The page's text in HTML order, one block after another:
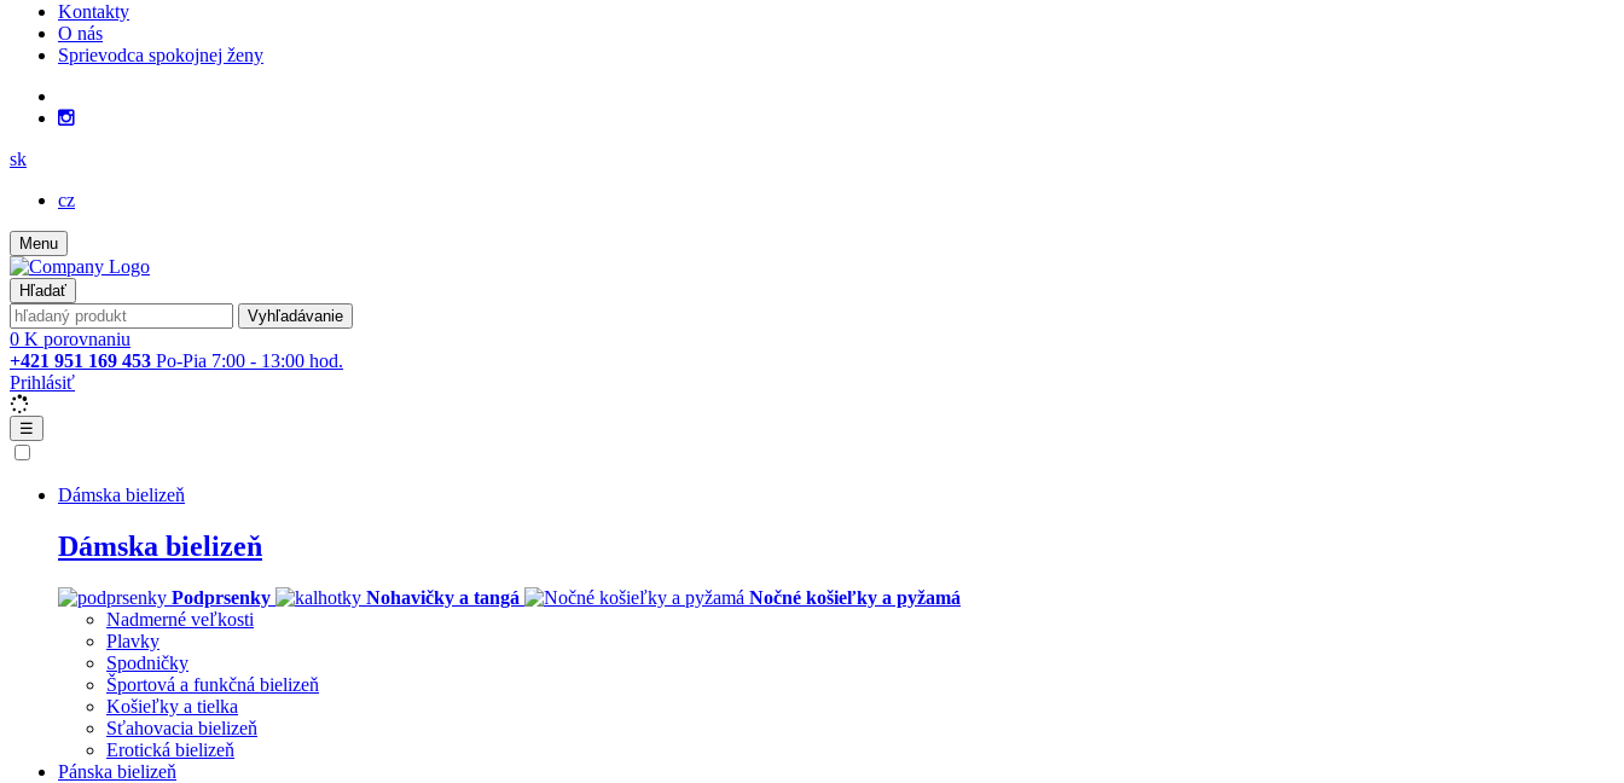
Kontakty
O nás
Sprievodca spokojnej ženy
sk
cz
Menu
Hľadať
Vyhľadávanie
0 K porovnaniu
+421 951 169 453 Po-Pia 7:00 - 13:00 hod.
Prihlásiť
☰
Dámska bielizeň
Dámska bielizeň
Podprsenky Nohavičky a tangá
Nočné košieľky a pyžamá
Nadmerné veľkosti
Plavky
Spodničky
Športová a funkčná bielizeň
Košieľky a tielka
Sťahovacia bielizeň
Erotická bielizeň
Pánska bielizeň